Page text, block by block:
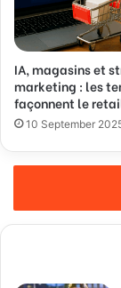
IA, magasins et
marketing : les
façonnent le
10 September